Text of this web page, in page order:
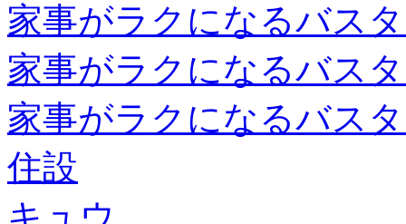
家事がラクになるバス
家事がラクになるバス
家事がラクになるバス
住設